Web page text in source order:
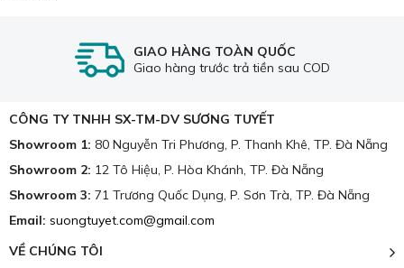
Chất liệu sợi tencel làm bề mặt vải luôn mềm mịn.
GIAO HÀNG TOÀN QUỐC
Giao hàng trước trả tiền sau COD
CÔNG TY TNHH SX-TM-DV SƯƠNG TUYẾT
Showroom 1: 80 Nguyễn Tri Phương, P. Thanh Khê, TP. Đà Nẵng
Showroom 2: 12 Tô Hiệu, P. Hòa Khánh, TP. Đà Nẵng
Showroom 3: 71 Trương Quốc Dụng, P. Sơn Trà, TP. Đà Nẵng
Email: suongtuyet.com@gmail.com
VỀ CHÚNG TÔI